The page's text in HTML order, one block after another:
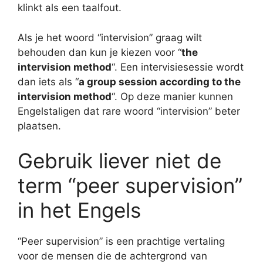
klinkt als een taalfout.
Als je het woord “intervision” graag wilt
behouden dan kun je kiezen voor “the
intervision method“. Een intervisiesessie wordt
dan iets als “a group session according to the
intervision method“. Op deze manier kunnen
Engelstaligen dat rare woord “intervision” beter
plaatsen.
Gebruik liever niet de
term “peer supervision”
in het Engels
“Peer supervision” is een prachtige vertaling
voor de mensen die de achtergrond van